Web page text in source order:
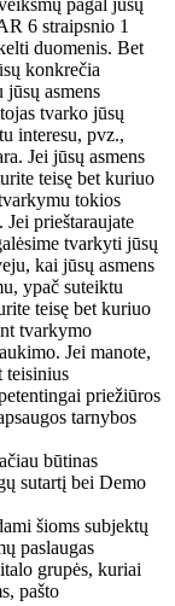
pagal jūsų
6 straipsnio 1
duomenis. Bet
konkrečia
asmens
tvarko jūsų
interesu, pvz.,
Jei jūsų asmens
teisę bet kuriuo
tokios
prieštaraujate
tvarkyti jūsų
kai jūsų asmens
ypač suteiktu
teisę bet kuriuo
tvarkymo
Jei manote,
teisinius
priežiūros
tarnybos
būtinas
sutartį bei Demo
šioms subjektų
paslaugas
grupės, kuriai
pašto